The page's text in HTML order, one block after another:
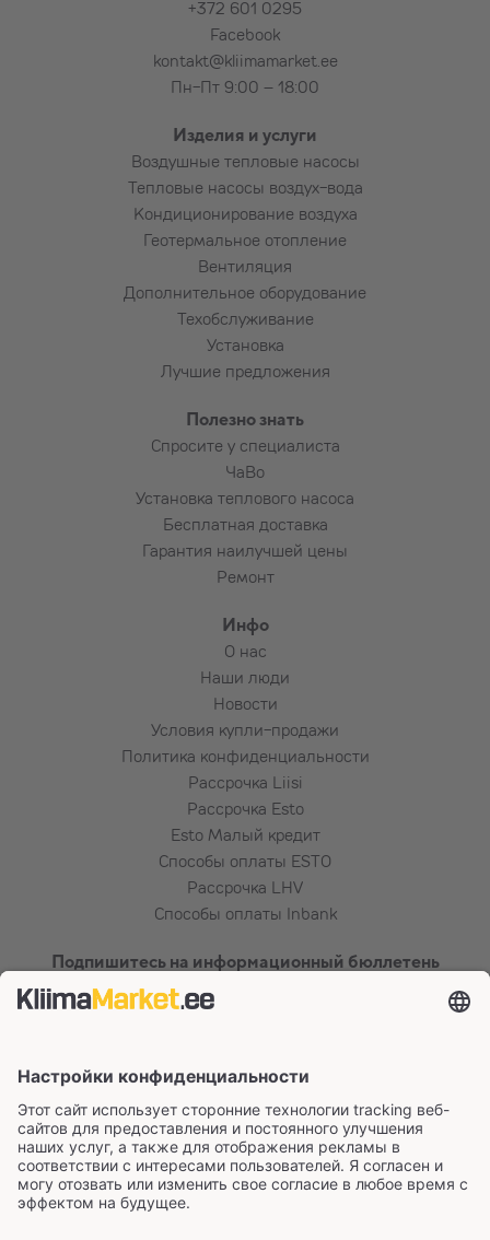
+372 601 0295
Facebook
kontakt@kliimamarket.ee
Пн-Пт 9:00 – 18:00
Изделия и услуги
Воздушные тепловые насосы
Тепловые насосы воздух-вода
Кондиционирование воздуха
Геотермальное отопление
Вентиляция
Дополнительное оборудование
Техобслуживание
Установка
Лучшие предложения
Полезно знать
Спросите у специалиста
ЧаВо
Установка теплового насоса
Бесплатная доставка
Гарантия наилучшей цены
Ремонт
Инфо
О нас
Наши люди
Новости
Условия купли-продажи
Политика конфиденциальности
Рассрочка Liisi
Рассрочка Esto
Esto Малый кредит
Способы оплаты ESTO
Рассрочка LHV
Способы оплаты Inbank
Подпишитесь на информационный бюллетень
Сертификаты и способы оплаты